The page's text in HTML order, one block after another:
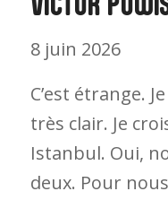
8 juin 2026
C’est étrange.
très clair. Je
Istanbul. Oui,
deux. Pour